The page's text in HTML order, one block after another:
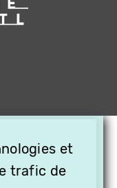
et
trafic de
EN
VOS